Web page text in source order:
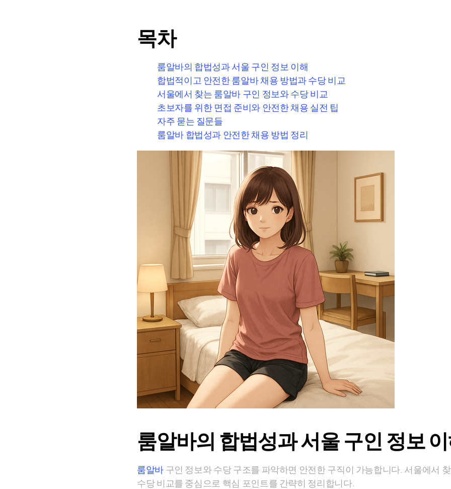
목차
룸알바의 합법성과 서울 구인 정보 이해
합법적이고 안전한 룸알바 채용 방법과 수당 비교
서울에서 찾는 룸알바 구인 정보와 수당 비교
초보자를 위한 면접 준비와 안전한 채용 실전 팁
자주 묻는 질문들
룸알바 합법성과 안전한 채용 방법 정리
룸알바의 합법성과 서울 구인 정보
룸알바구인 정보와 수당 구조를 파악하면 안전한 구직이 가능합니다. 서울에서
수당 비교를 중심으로 핵심 포인트를 간략히 정리합니다.